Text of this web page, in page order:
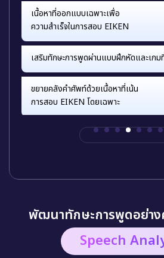
เนื้อหาที่ออกแบบเฉพาะเพื่อ
ความสำเร็จในการสอบ EIKEN
เสริมทักษะการพูดผ่านแบบฝึกหัดและเกม
ขยายคลังคำศัพท์ด้วยเนื้อหาที่เน้น
การสอบ EIKEN โดยเฉพาะ
พัฒนาทักษะการพูดอย่า
Speech